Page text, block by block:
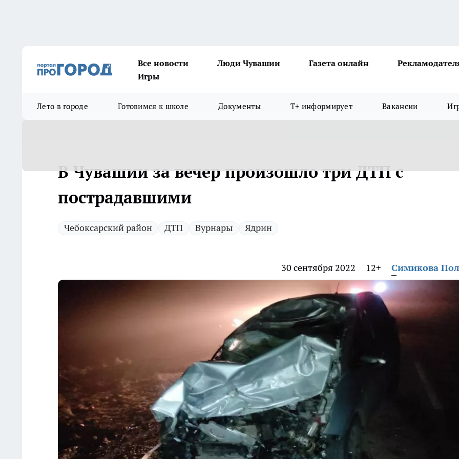
Все новости Люди Чувашии Газета онлайн
Игры
Лето в городе Готовимся к школе Документы Т+ информирует Вакансии
В Чувашии за вечер произошло три ДТП с
пострадавшими
Чебоксарский район ДТП Вурнары Ядрин
30 сентября 2022 12+ Симикова